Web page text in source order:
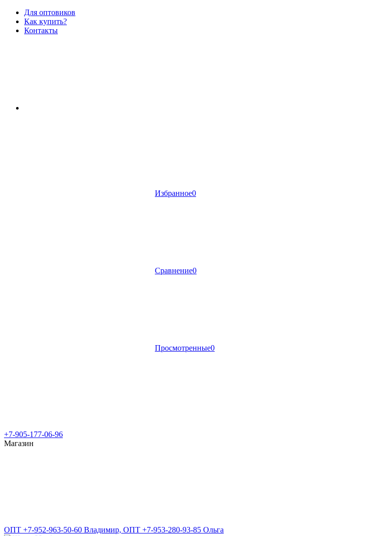
Для оптовиков
Как купить?
Контакты
Избранное0
Сравнение0
Просмотренные0
+7-905-177-06-96
Магазин
ОПТ +7-952-963-50-60 Владимир, ОПТ +7-953-280-93-85 Ольга